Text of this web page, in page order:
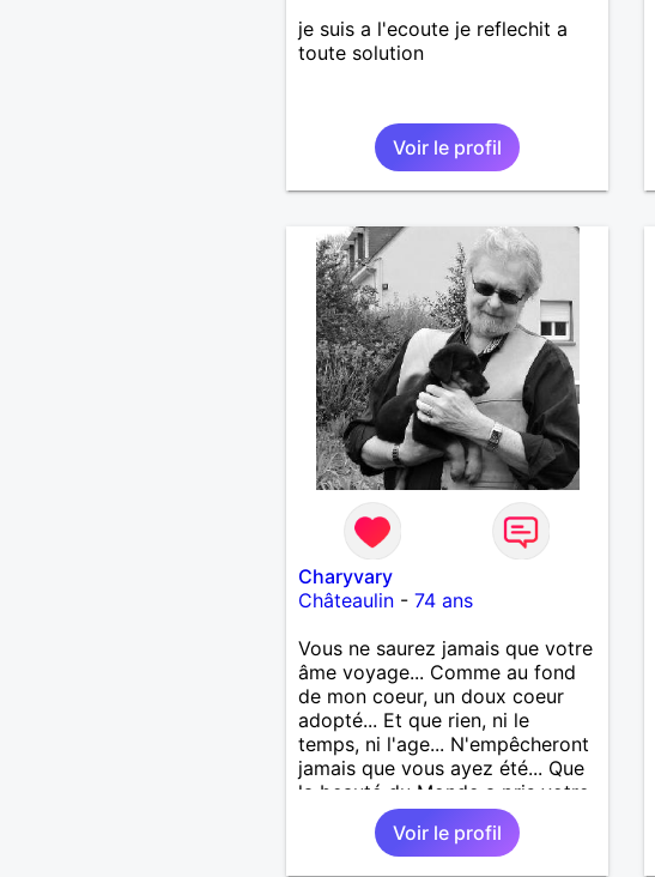
je suis a l'ecoute je reflechit a
toute solution
Voir le profil
Charyvary
Châteaulin- 74 ans
Vous ne saurez jamais que votre
âme voyage... Comme au fond
de mon coeur, un doux coeur
adopté... Et que rien, ni le
temps, ni l'age... N'empêcheront
jamais que vous ayez été... Que
la beauté du Monde a pris votre
visage... Vous ne saurez jamais
que j’emporte votre âme...
Comme une lampe d’or qui
Voir le profil